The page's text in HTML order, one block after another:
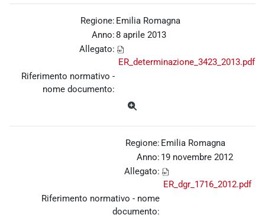
Regione: Emilia Romagna
Anno:8 aprile 2013
Allegato:
ER_determinazione_3423_2013.pdf
Riferimento normativo -
nome documento:
Regione: Emilia Romagna
Anno: 19 novembre 2012
Allegato:
ER_dgr_1716_2012.pdf
Riferimento normativo - nome
documento: